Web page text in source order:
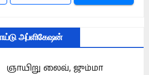
அப்ளிகேஷன்
ஞாயிறு லைவ், ஜும்மா